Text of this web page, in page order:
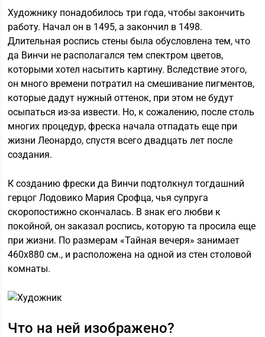
Художнику понадобилось три года, чтобы закончить
работу. Начал он в 1495, а закончил в 1498.
Длительная роспись стены была обусловлена тем, что
да Винчи не располагался тем спектром цветов,
которыми хотел насытить картину. Вследствие этого,
он много времени потратил на смешивание пигментов,
которые дадут нужный оттенок, при этом не будут
осыпаться из-за извести. Но, к сожалению, после столь
многих процедур, фреска начала отпадать еще при
жизни Леонардо, спустя всего двадцать лет после
создания.
К созданию фрески да Винчи подтолкнул тогдашний
герцог Лодовико Мария Срофца, чья супруга
скоропостижно скончалась. В знак его любви к
покойной, он заказал роспись, которую та просила еще
при жизни. По размерам «Тайная вечеря» занимает
460х880 см., и расположена на одной из стен столовой
комнаты.
Что на ней изображено?